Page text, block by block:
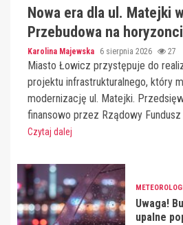
Nowa era dla ul. Matejki
Przebudowa na
Karolina Majewska 6 sierpnia 2026 27
Miasto Łowicz przystępuje do
projektu infrastrukturalnego, który
modernizację ul. Matejki.
finansowo przez Rządowy
Czytaj dalej
Uwaga!
upalne